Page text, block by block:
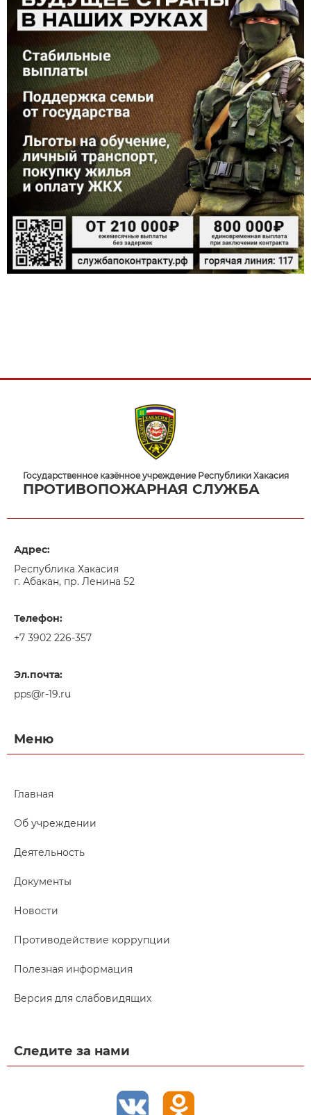
Государственное казённое учреждение Республики Хакасия
ПРОТИВОПОЖАРНАЯ СЛУЖБА
Адрес:
Республика Хакасия
г. Абакан, пр. Ленина 52
Телефон:
+7 3902 226-357
Эл.почта:
pps@r-19.ru
Меню
Главная
Об учреждении
Деятельность
Документы
Новости
Противодействие коррупции
Полезная информация
Версия для слабовидящих
Следите за нами